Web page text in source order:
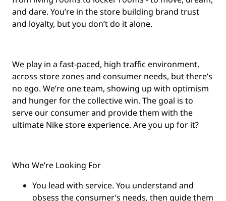
and dare. You’re in the store building brand trust
and loyalty, but you don’t do it alone.
We play in a fast-paced, high traffic environment,
across store zones and consumer needs, but there’s
no ego. We’re one team, showing up with optimism
and hunger for the collective win. The goal is to
serve our consumer and provide them with the
ultimate Nike store experience. Are you up for it?
Who We’re Looking For
You lead with service. You understand and
obsess the consumer’s needs, then guide them